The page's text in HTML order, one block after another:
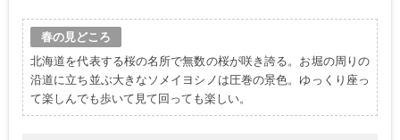
春の見どころ
北海道を代表する桜の名所で無数の桜が咲き誇る。お堀の周りの
沿道に立ち並ぶ大きなソメイヨシノは圧巻の景色。ゆっくり座っ
て楽しんでも歩いて見て回っても楽しい。